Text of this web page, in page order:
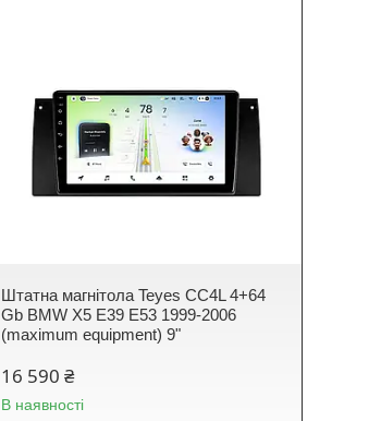
Штатна магнітола Teyes CC4L 4+64
Gb BMW X5 E39 E53 1999-2006
(maximum equipment) 9"
16 590 ₴
В наявності